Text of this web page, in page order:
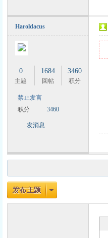
Haroldacus
0
主题
1684
回帖
3460
积分
禁止发言
积分
3460
发消息